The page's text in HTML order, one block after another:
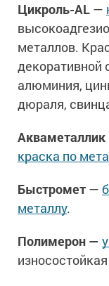
Цикроль-AL —
металлов.
декоративной
алюминия,
дюраля,
Акваметаллик
краска по
Быстромет —
металлу.
Полимерон —